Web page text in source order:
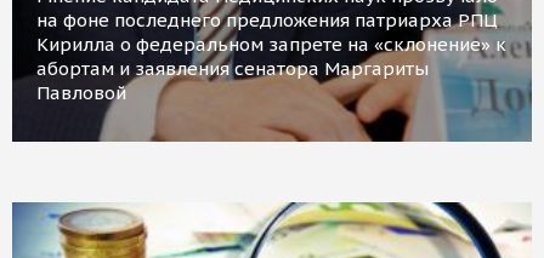
на фоне последнего предложения патриарха РПЦ
Кирилла о федеральном запрете на «склонение» к
абортам и заявления сенатора Маргариты
Павловой